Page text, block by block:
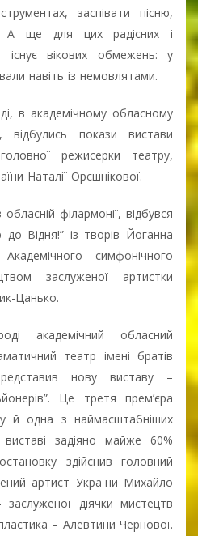
заспівати пісню,
А ще для цих радісних і
існує вікових обмежень: у
навіть із немовлятами.
в академічному обласному
відбулись покази вистави
режисерки театру,
Наталії Орєшнікової.
філармонії, відбувся
Відня!” із творів Йоганна
симфонічного
заслуженої артистки
Цанько.
академічний обласний
театр імені братів
нову виставу –
Це третя прем’єра
й одна з наймасштабніших
задіяно майже 60%
здійснив головний
артист України Михайло
діячки мистецтв
– Алевтини Чернової.